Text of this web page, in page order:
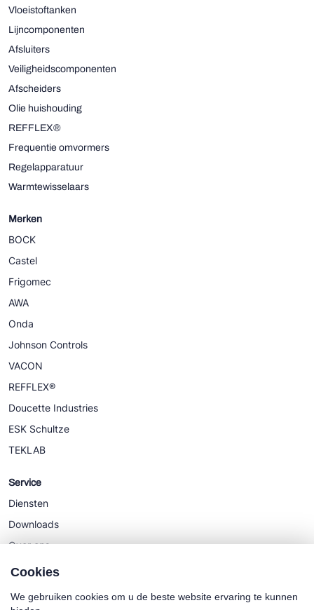
Vloeistoftanken
Lijncomponenten
Afsluiters
Veiligheidscomponenten
Afscheiders
Olie huishouding
REFFLEX®
Frequentie omvormers
Regelapparatuur
Warmtewisselaars
Merken
BOCK
Castel
Frigomec
AWA
Onda
Johnson Controls
VACON
REFFLEX®
Doucette Industries
ESK Schultze
TEKLAB
Service
Diensten
Downloads
Over ons
Nieuws
Cookies
We gebruiken cookies om u de beste website ervaring te kunnen